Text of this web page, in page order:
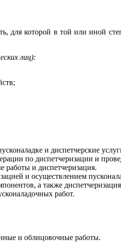
для которой в той или иной
лиц):
и диспетчерские
по диспетчеризации и
и диспетчеризация.
и осуществлением
а также
работ.
и облицовочные работы.